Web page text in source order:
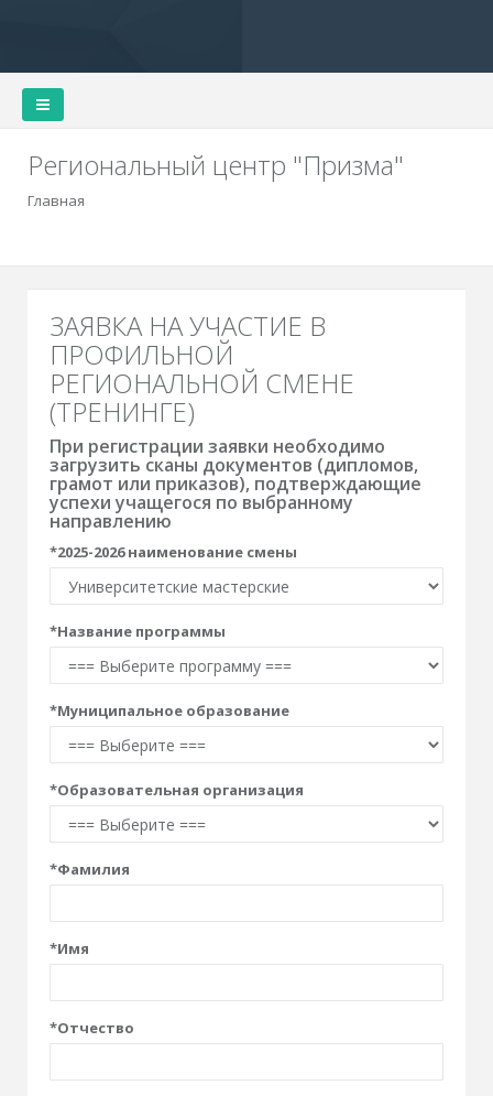
Региональный центр "Призма"
Главная
ЗАЯВКА НА УЧАСТИЕ В
ПРОФИЛЬНОЙ
РЕГИОНАЛЬНОЙ СМЕНЕ
(ТРЕНИНГЕ)
При регистрации заявки необходимо
загрузить сканы документов (дипломов,
грамот или приказов), подтверждающие
успехи учащегося по выбранному
направлению
*2025-2026 наименование смены
*Название программы
*Муниципальное образование
*Образовательная организация
*Фамилия
*Имя
*Отчество